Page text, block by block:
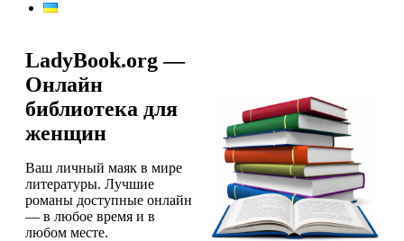
LadyBook.org —
Онлайн
библиотека для
женщин
Ваш личный маяк в мире
литературы. Лучшие
романы доступные онлайн
— в любое время и в
любом месте.